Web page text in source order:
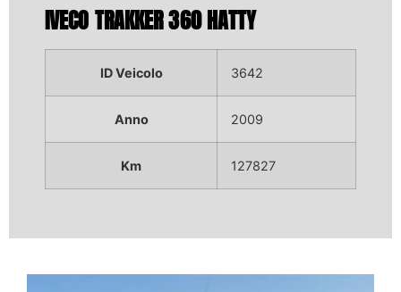
IVECO TRAKKER 360 HATTY
ID Veicolo 3642
Anno 2009
Km 127827